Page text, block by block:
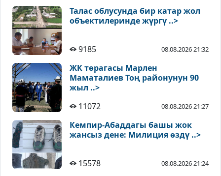
Талас облусунда бир катар жол
объектилеринде жүргү ..>
9185 08.08.2026 21:32
ЖК төрагасы Марлен
Маматалиев Тоң районунун 90
жыл ..>
11072
08.08.2026 21:27
Кемпир-Абаддагы башы жок
жансыз дене: Милиция өздү ..>
15578 08.08.2026 21:24